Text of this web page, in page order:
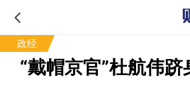
政经
“戴帽京官”杜航伟